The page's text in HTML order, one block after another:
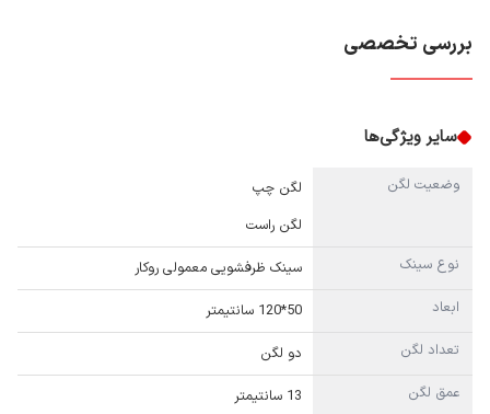
بررسی تخصصی
سایر ویژگی‌ها
وضعیت لگن
لگن چپ
لگن راست
نوع سینک
سینک ظرفشویی معمولی روکار
ابعاد
50*120 سانتیمتر
تعداد لگن
دو لگن
عمق لگن
13 سانتیمتر